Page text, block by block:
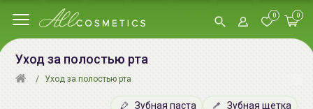
0 0
Уход за полостью рта
Уход за полостью рта
Зубная паста Зубная щетка